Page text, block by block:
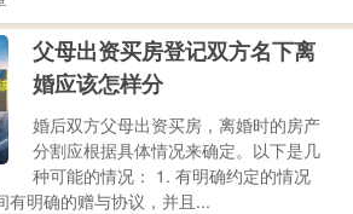
父母出资买房登记双方名下离
婚应该怎样分
婚后双方父母出资买房，离婚时的房产
分割应根据具体情况来确定。以下是几
种可能的情况： 1. 有明确约定的情况
有明确的赠与协议，并且...